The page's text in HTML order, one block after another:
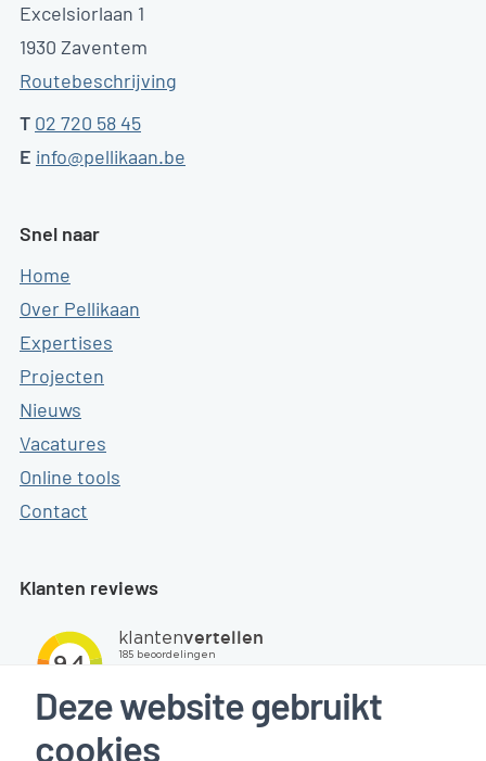
Excelsiorlaan 1
1930 Zaventem
Routebeschrijving
T 02 720 58 45
E info@pellikaan.be
Snel naar
Home
Over Pellikaan
Expertises
Projecten
Nieuws
Vacatures
Online tools
Contact
Klanten reviews
Deze website gebruikt
cookies